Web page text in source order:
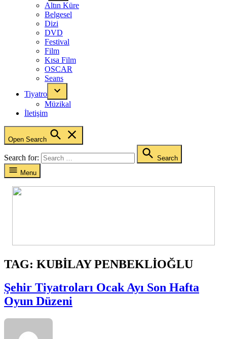
Altın Küre
Belgesel
Dizi
DVD
Festival
Film
Kısa Film
OSCAR
Seans
Tiyatro
Müzikal
İletişim
Open Search
Search for:
Search
Menu
TAG: KUBILAY PENBEKLIOĞLU
Şehir Tiyatroları Ocak Ayı Son Hafta
Oyun Düzeni